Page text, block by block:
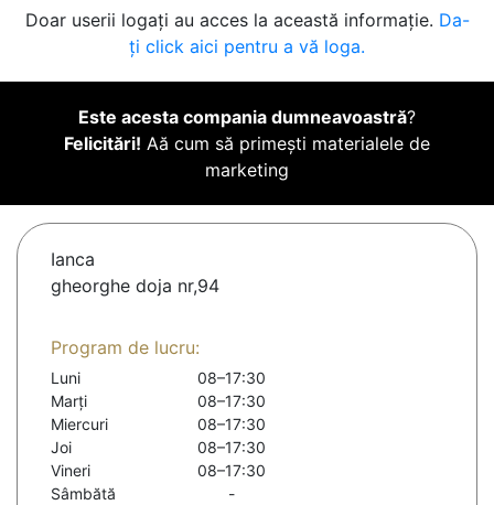
Doar userii logați au acces la această informație. Da-
ți click aici pentru a vă loga.
Este acesta compania dumneavoastră?
Felicitări! Aă cum să primești materialele de
marketing
Ianca
gheorghe doja nr,94
Program de lucru:
Luni
08–17:30
Marți
08–17:30
Miercuri
08–17:30
Joi
08–17:30
Vineri
08–17:30
Sâmbătă
-